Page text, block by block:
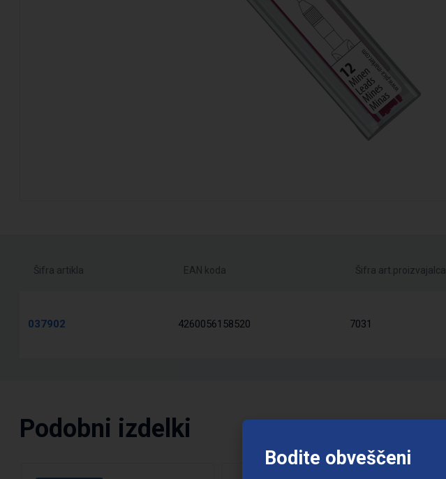
Šifra artikla EAN koda Šifra art.proizvajalca
037902 4260056158520 7031
Podobni izdelki
Bodite obveščeni